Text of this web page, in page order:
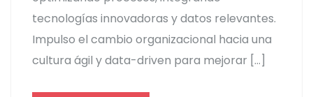
tecnologías innovadoras y datos relevantes.
Impulso el cambio organizacional hacia una
cultura ágil y data-driven para mejorar […]